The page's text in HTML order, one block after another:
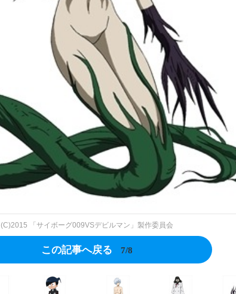
(C)2015 「サイボーグ009VSデビルマン」製作委員会
この記事へ戻る 7/8